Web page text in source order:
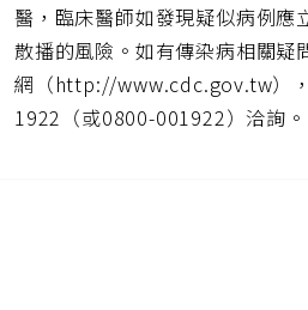
醫，臨床醫師如發現疑似病例應
散播的風險。如有傳染病相關疑
網（http://www.cdc.gov.tw）
1922（或0800-001922）洽詢。